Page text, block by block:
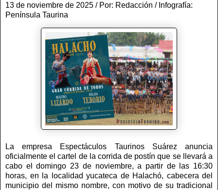
13 de noviembre de 2025 / Por: Redacción / Infografía:
Península Taurina
La empresa Espectáculos Taurinos Suárez anuncia
oficialmente el cartel de la corrida de postín que se llevará a
cabo el domingo 23 de noviembre, a partir de las 16:30
horas, en la localidad yucateca de Halachó, cabecera del
municipio del mismo nombre, con motivo de su tradicional